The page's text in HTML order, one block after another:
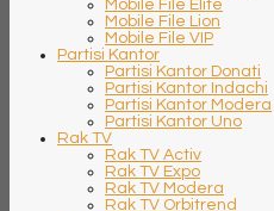
Mobile File Elite
Mobile File Lion
Mobile File VIP
Partisi Kantor
Partisi Kantor Donati
Partisi Kantor Indachi
Partisi Kantor Modera
Partisi Kantor Uno
Rak TV
Rak TV Activ
Rak TV Expo
Rak TV Modera
Rak TV Orbitrend